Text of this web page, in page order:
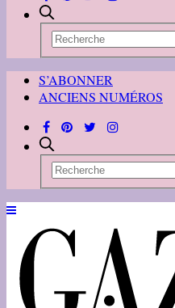
S’ABONNER
ANCIENS NUMÉROS